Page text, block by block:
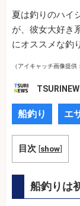
夏は釣りのハイ
が、彼女大好き
にオススメな釣
（アイキャッチ画像提供
船釣り エ
目次 [show]
船釣りは